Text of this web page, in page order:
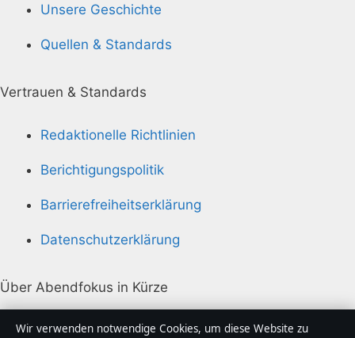
Unsere Geschichte
Quellen & Standards
Vertrauen & Standards
Redaktionelle Richtlinien
Berichtigungspolitik
Barrierefreiheitserklärung
Datenschutzerklärung
Über Abendfokus in Kürze
Abendfokus ist ein unabhängiger digitaler
Wir verwenden notwendige Cookies, um diese Website zu